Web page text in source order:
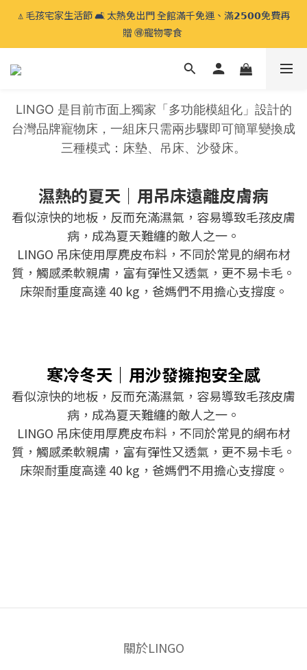
⍋ 毛孩宅家生活節 🛋️ 太熱免出門 全館滿千免運、滿𝟮𝟱𝟬𝟬免費再
贈 🉐️寵物零食
⍋ 毛孩宅家生活節 🛋️ 太熱免出門 全館滿千免運、滿𝟮𝟱𝟬𝟬免費再
贈 🉐️寵物零食
睡床系列換洗布套 🧼 加購優惠 𝟱折起🫧 睡床常清潔換洗，遠離塵
⍋ 毛孩宅家生活節 🛋️ 太熱免出門 全館滿千免運、滿𝟮𝟱𝟬𝟬免費再
贈 🉐️寵物零食
LINGO 是目前市面上獨家「多功能模組化」設計的
台灣品牌寵物床， 一組床只需兩步驟即可簡單變換成
三種模式：床墊、吊床、沙發床。
濕熱的夏天｜用吊床遠離皮膚病
看似涼快的地板，反而充滿濕氣，容易導致毛孩皮膚
病，成為夏天難纏的敵人之一。
LINGO 吊床使用厚麂皮布料，不同於常見的網布材
質，觸感柔軟親膚，富有彈性又透氣，更不易卡毛。
床架耐重度高達 40 kg，爸媽們不用擔心支撐度。
寒冷冬天｜用沙發擁抱安全感
看似涼快的地板，反而充滿濕氣，容易導致毛孩皮膚
病，成為夏天難纏的敵人之一。
LINGO 吊床使用厚麂皮布料，不同於常見的網布材
質，觸感柔軟親膚，富有彈性又透氣，更不易卡毛。
床架耐重度高達 40 kg，爸媽們不用擔心支撐度。
關於LINGO